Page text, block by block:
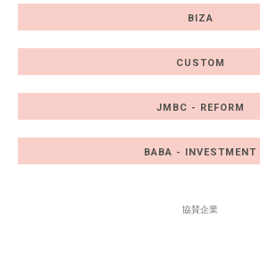
BIZA
CUSTOM
JMBC - REFORM
BABA - INVESTMENT
協賛企業